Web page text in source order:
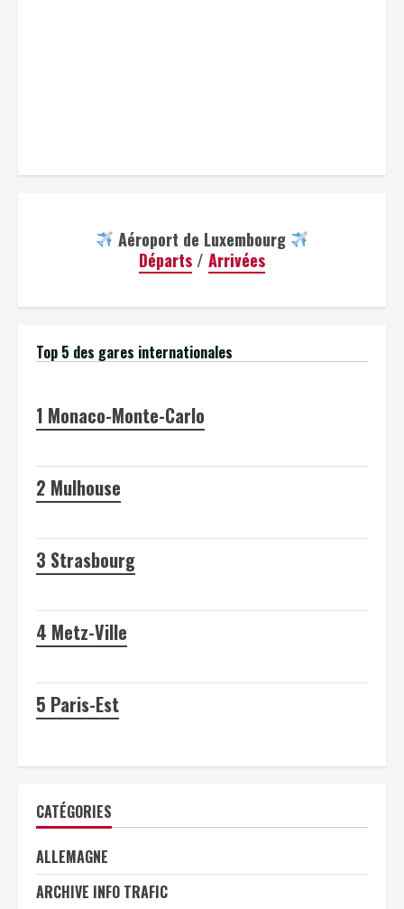
Aéroport de Luxembourg
Départs / Arrivées
Top 5 des gares internationales
1 Monaco-Monte-Carlo
2 Mulhouse
3 Strasbourg
4 Metz-Ville
5 Paris-Est
CATÉGORIES
ALLEMAGNE
ARCHIVE INFO TRAFIC